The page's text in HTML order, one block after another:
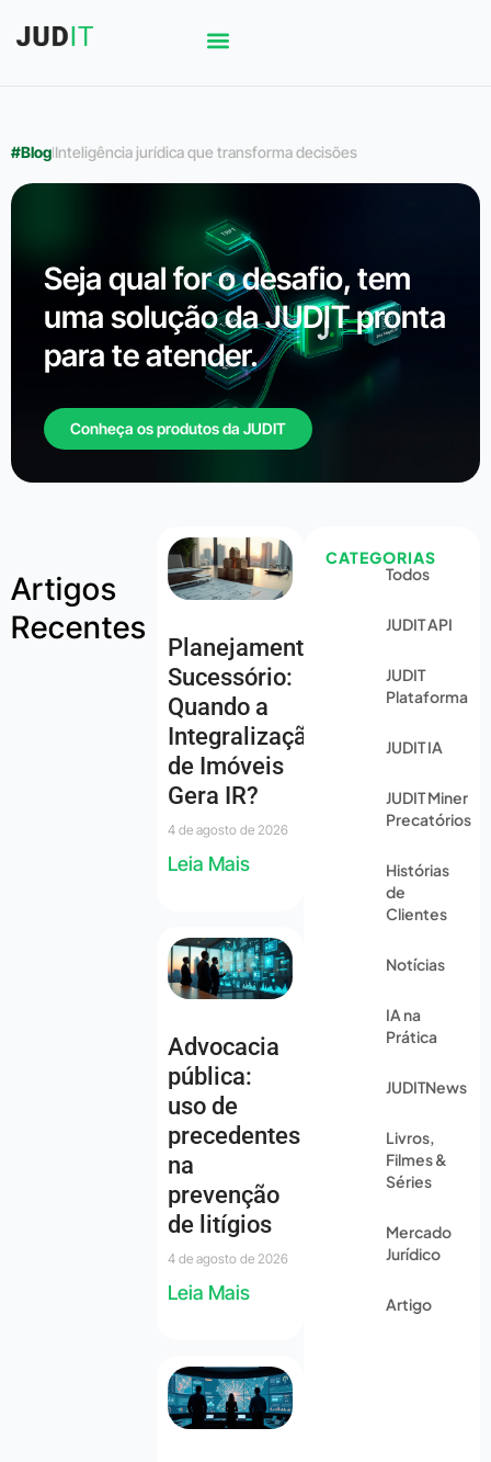
#BloglInteligência jurídica que transforma decisões
Seja qual for o desafio, tem
uma solução da JUDIT pronta
para te atender.
Conheça os produtos da JUDIT
Artigos
Recentes
Planejamento
Sucessório:
Quando a
Integralização
de Imóveis
Gera IR?
4 de agosto de 2026
Leia Mais
Advocacia
pública:
uso de
precedentes
na
prevenção
de litígios
4 de agosto de 2026
Leia Mais
CATEGORIAS
Todos
JUDIT API
JUDIT
Plataforma
JUDIT IA
JUDIT Miner
Precatórios
Histórias
de
Clientes
Notícias
IA na
Prática
JUDITNews
Livros,
Filmes &
Séries
Mercado
Jurídico
Artigo